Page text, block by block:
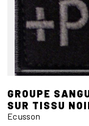
GROUPE
SUR TISSU
Ecusson